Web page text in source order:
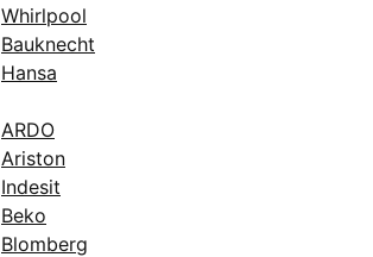
Whirlpool
Bauknecht
Hansa
ARDO
Ariston
Indesit
Beko
Blomberg